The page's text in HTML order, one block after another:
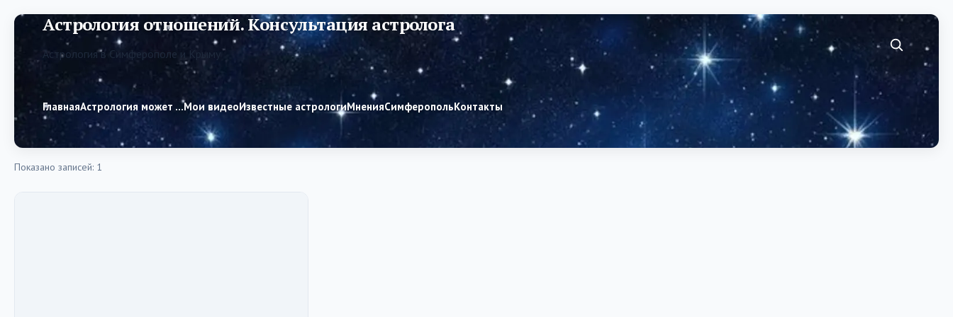
Астрология отношений. Консультация астролога
Астрология в Симферополе и Крыму
ГлавнаяАстрология может …Мои видеоИзвестные астрологиМненияСимферопольКонтакты
Показано записей: 1